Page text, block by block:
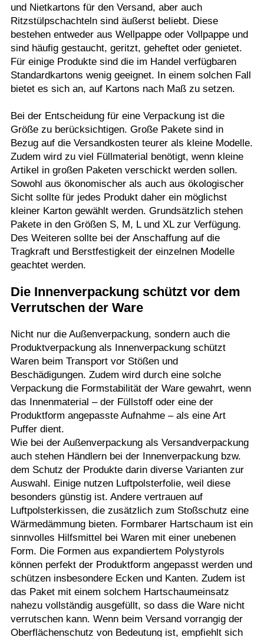
und Nietkartons für den Versand, aber auch
Ritzstülpschachteln sind äußerst beliebt. Diese
bestehen entweder aus Wellpappe oder Vollpappe und
sind häufig gestaucht, geritzt, geheftet oder genietet.
Für einige Produkte sind die im Handel verfügbaren
Standardkartons wenig geeignet. In einem solchen Fall
bietet es sich an, auf Kartons nach Maß zu setzen.
Bei der Entscheidung für eine Verpackung ist die
Größe zu berücksichtigen. Große Pakete sind in
Bezug auf die Versandkosten teurer als kleine Modelle.
Zudem wird zu viel Füllmaterial benötigt, wenn kleine
Artikel in großen Paketen verschickt werden sollen.
Sowohl aus ökonomischer als auch aus ökologischer
Sicht sollte für jedes Produkt daher ein möglichst
kleiner Karton gewählt werden. Grundsätzlich stehen
Pakete in den Größen S, M, L und XL zur Verfügung.
Des Weiteren sollte bei der Anschaffung auf die
Tragkraft und Berstfestigkeit der einzelnen Modelle
geachtet werden.
Die Innenverpackung schützt vor dem
Verrutschen der Ware
Nicht nur die Außenverpackung, sondern auch die
Produktverpackung als Innenverpackung schützt
Waren beim Transport vor Stößen und
Beschädigungen. Zudem wird durch eine solche
Verpackung die Formstabilität der Ware gewahrt, wenn
das Innenmaterial – der Füllstoff oder eine der
Produktform angepasste Aufnahme – als eine Art
Puffer dient.
Wie bei der Außenverpackung als Versandverpackung
auch stehen Händlern bei der Innenverpackung bzw.
dem Schutz der Produkte darin diverse Varianten zur
Auswahl. Einige nutzen Luftpolsterfolie, weil diese
besonders günstig ist. Andere vertrauen auf
Luftpolsterkissen, die zusätzlich zum Stoßschutz eine
Wärmedämmung bieten. Formbarer Hartschaum ist ein
sinnvolles Hilfsmittel bei Waren mit einer unebenen
Form. Die Formen aus expandiertem Polystyrols
können perfekt der Produktform angepasst werden und
schützen insbesondere Ecken und Kanten. Zudem ist
das Paket mit einem solchem Hartschaumeinsatz
nahezu vollständig ausgefüllt, so dass die Ware nicht
verrutschen kann. Wenn beim Versand vorrangig der
Oberflächenschutz von Bedeutung ist, empfiehlt sich